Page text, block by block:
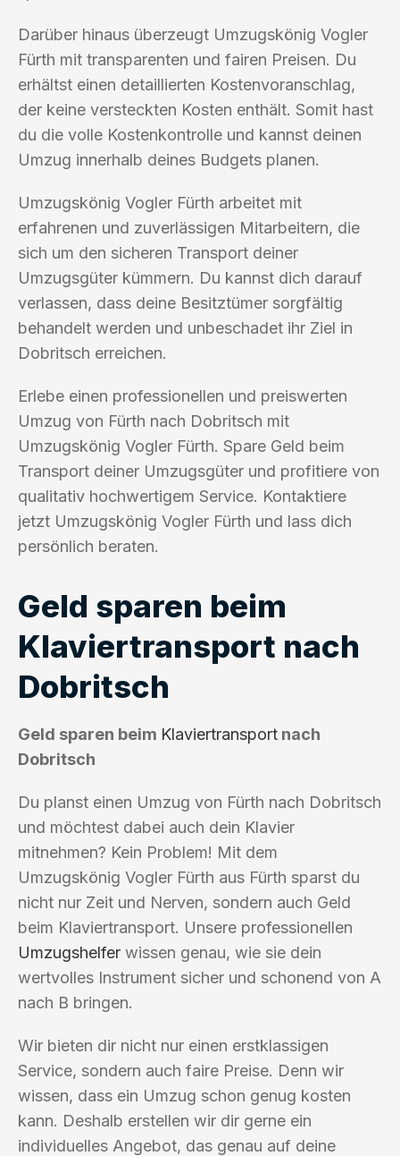
Darüber hinaus überzeugt Umzugskönig Vogler
Fürth mit transparenten und fairen Preisen. Du
erhältst einen detaillierten Kostenvoranschlag,
der keine versteckten Kosten enthält. Somit hast
du die volle Kostenkontrolle und kannst deinen
Umzug innerhalb deines Budgets planen.
Umzugskönig Vogler Fürth arbeitet mit
erfahrenen und zuverlässigen Mitarbeitern, die
sich um den sicheren Transport deiner
Umzugsgüter kümmern. Du kannst dich darauf
verlassen, dass deine Besitztümer sorgfältig
behandelt werden und unbeschadet ihr Ziel in
Dobritsch erreichen.
Erlebe einen professionellen und preiswerten
Umzug von Fürth nach Dobritsch mit
Umzugskönig Vogler Fürth. Spare Geld beim
Transport deiner Umzugsgüter und profitiere von
qualitativ hochwertigem Service. Kontaktiere
jetzt Umzugskönig Vogler Fürth und lass dich
persönlich beraten.
Geld sparen beim
Klaviertransport nach
Dobritsch
Geld sparen beim Klaviertransport nach
Dobritsch
Du planst einen Umzug von Fürth nach Dobritsch
und möchtest dabei auch dein Klavier
mitnehmen? Kein Problem! Mit dem
Umzugskönig Vogler Fürth aus Fürth sparst du
nicht nur Zeit und Nerven, sondern auch Geld
beim Klaviertransport. Unsere professionellen
Umzugshelfer wissen genau, wie sie dein
wertvolles Instrument sicher und schonend von A
nach B bringen.
Wir bieten dir nicht nur einen erstklassigen
Service, sondern auch faire Preise. Denn wir
wissen, dass ein Umzug schon genug kosten
kann. Deshalb erstellen wir dir gerne ein
individuelles Angebot, das genau auf deine